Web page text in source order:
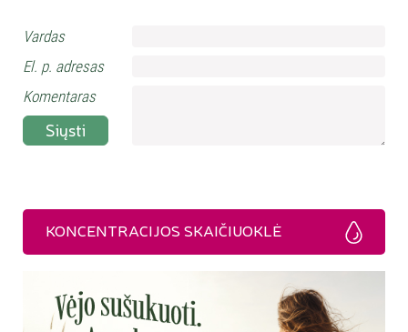
Vardas
El. p. adresas
Komentaras
Siųsti
KONCENTRACIJOS SKAIČIUOKLĖ